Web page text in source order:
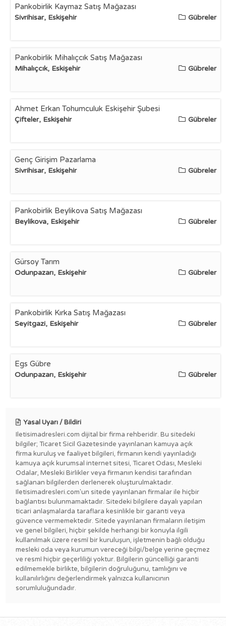
Pankobirlik Kaymaz Satış Mağazası
Sivrihisar, Eskişehir Gübreler
Pankobirlik Mihalıçcık Satış Mağazası
Mihalıçcık, Eskişehir Gübreler
Ahmet Erkan Tohumculuk Eskişehir Şubesi
Çifteler, Eskişehir Gübreler
Genç Girişim Pazarlama
Sivrihisar, Eskişehir Gübreler
Pankobirlik Beylikova Satış Mağazası
Beylikova, Eskişehir Gübreler
Gürsoy Tarım
Odunpazarı, Eskişehir Gübreler
Pankobirlik Kırka Satış Mağazası
Seyitgazi, Eskişehir Gübreler
Egs Gübre
Odunpazarı, Eskişehir Gübreler
Yasal Uyarı / Bildiri
Iletisimadresleri.com dijital bir firma rehberidir. Bu sitedeki
bilgiler; Ticaret Sicil Gazetesinde yayınlanan kamuya açık
firma kuruluş ve faaliyet bilgileri, firmanın kendi yayınladığı
kamuya açık kurumsal internet sitesi, Ticaret Odası, Mesleki
Odalar, Mesleki Birlikler veya firmanın kendisi tarafından
sağlanan bilgilerden derlenerek oluşturulmaktadır.
Iletisimadresleri.com'un sitede yayınlanan firmalar ile hiçbir
bağlantısı bulunmamaktadır. Sitedeki bilgilere dayalı yapılan
ticari anlaşmalarda taraflara kesinlikle bir garanti veya
güvence vermemektedir. Sitede yayınlanan firmaların iletişim
ve genel bilgileri, hiçbir şekilde herhangi bir konuyla ilgili
kullanılmak üzere resmî bir kuruluşun, işletmenin bağlı olduğu
mesleki oda veya kurumun vereceği bilgi/belge yerine geçmez
ve resmî hiçbir geçerliliği yoktur. Bilgilerin güncelliği garanti
edilmemekle birlikte, bilgilerin doğruluğunu, tamlığını ve
kullanılırlığını değerlendirmek yalnızca kullanıcının
sorumluluğundadır.